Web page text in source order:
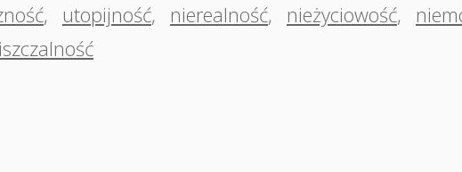
, utopijność, nierealność, nieżyciowość,